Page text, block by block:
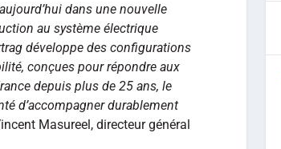
dans une nouvelle
au système électrique
développe des configurations
conçues pour répondre aux
depuis plus de 25 ans, le
d’accompagner durablement
Masureel, directeur général